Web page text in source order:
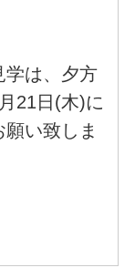
学は、夕方
21日(木)に
い致しま